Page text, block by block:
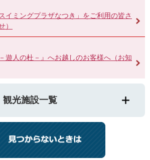
イミングプラザなつき」をご利用の皆さ
）
遊人の杜－』へお越しのお客様へ（お知
観光施設一覧